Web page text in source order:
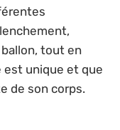
tout en
est unique et que
de son corps.